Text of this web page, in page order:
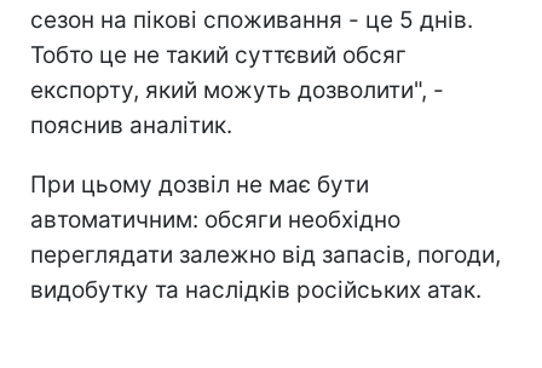
сезон на пікові споживання - це 5 днів.
Тобто це не такий суттєвий обсяг
експорту, який можуть дозволити", -
пояснив аналітик.
При цьому дозвіл не має бути
автоматичним: обсяги необхідно
переглядати залежно від запасів, погоди,
видобутку та наслідків російських атак.